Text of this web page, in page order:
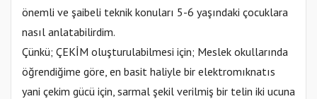
önemli ve şaibeli teknik konuları 5-6 yaşındaki çocuklara
nasıl anlatabilirdim.
Çünkü; ÇEKİM oluşturulabilmesi için; Meslek okullarında
öğrendiğime göre, en basit haliyle bir elektromıknatıs
yani çekim gücü için, sarmal şekil verilmiş bir telin iki ucuna